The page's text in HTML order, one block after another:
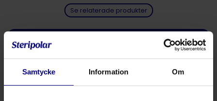
Samtycke Information Om
Se relaterade produkter
Perforering som möjliggör två höjder av
kudden